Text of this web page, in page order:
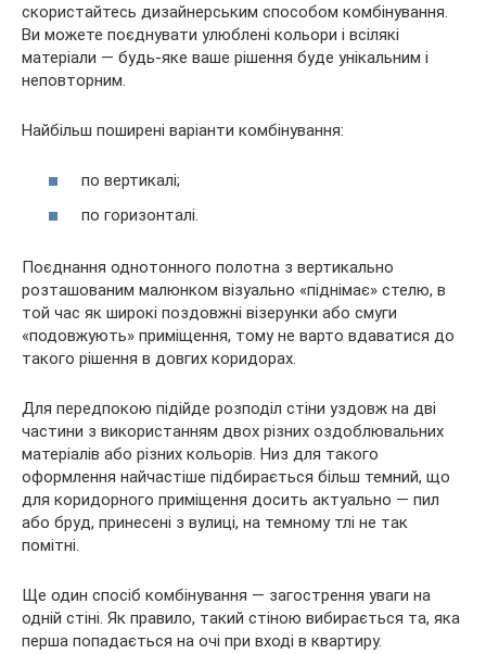
скористайтесь дизайнерським способом комбінування.
Ви можете поєднувати улюблені кольори і всілякі
матеріали — будь-яке ваше рішення буде унікальним і
неповторним.
Найбільш поширені варіанти комбінування:
по вертикалі;
по горизонталі.
Поєднання однотонного полотна з вертикально
розташованим малюнком візуально «піднімає» стелю, в
той час як широкі поздовжні візерунки або смуги
«подовжують» приміщення, тому не варто вдаватися до
такого рішення в довгих коридорах.
Для передпокою підійде розподіл стіни уздовж на дві
частини з використанням двох різних оздоблювальних
матеріалів або різних кольорів. Низ для такого
оформлення найчастіше підбирається більш темний, що
для коридорного приміщення досить актуально — пил
або бруд, принесені з вулиці, на темному тлі не так
помітні.
Ще один спосіб комбінування — загострення уваги на
одній стіні. Як правило, такий стіною вибирається та, яка
перша попадається на очі при вході в квартиру.